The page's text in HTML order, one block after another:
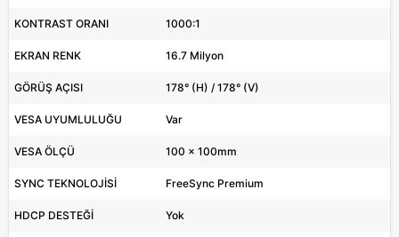
KONTRAST ORANI 1000:1
EKRAN RENK 16.7 Milyon
GÖRÜŞ AÇISI 178° (H) / 178° (V)
VESA UYUMLULUĞU Var
VESA ÖLÇÜ 100 x 100mm
SYNC TEKNOLOJİSİ FreeSync Premium
HDCP DESTEĞİ Yok